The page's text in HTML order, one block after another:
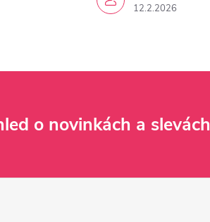
12.2.2026
o novinkách a slevách